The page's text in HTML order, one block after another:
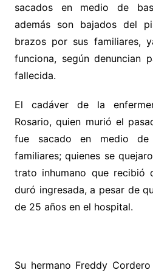
sacados en medio de
además son bajados del
brazos por sus familiares,
funciona, según denuncian
fallecida.
El cadáver de la
Rosario, quien murió el
fue sacado en medio de
familiares; quienes se
trato inhumano que recibió
duró ingresada, a pesar de
de 25 años en el hospital.
Su hermano Freddy